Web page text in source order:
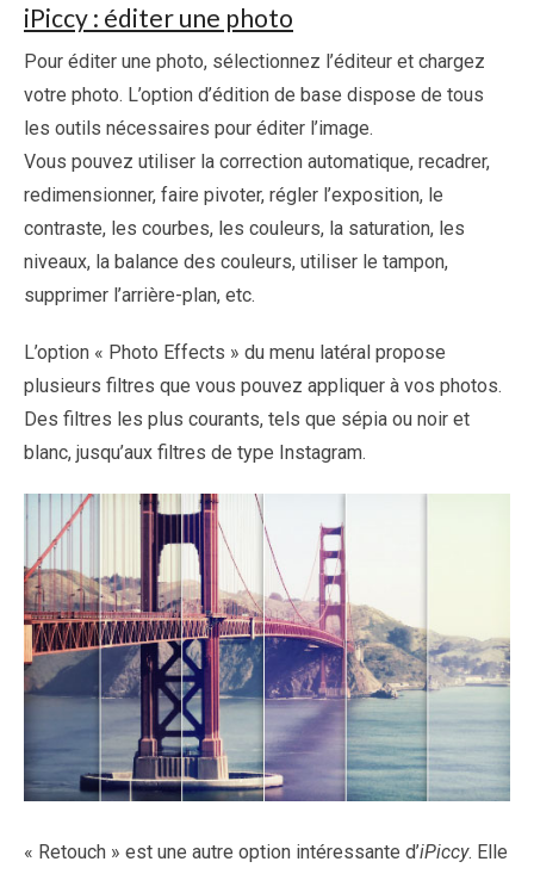
iPiccy : éditer une photo
Pour éditer une photo, sélectionnez l’éditeur et chargez
votre photo. L’option d’édition de base dispose de tous
les outils nécessaires pour éditer l’image.
Vous pouvez utiliser la correction automatique, recadrer,
redimensionner, faire pivoter, régler l’exposition, le
contraste, les courbes, les couleurs, la saturation, les
niveaux, la balance des couleurs, utiliser le tampon,
supprimer l’arrière-plan, etc.
L’option « Photo Effects » du menu latéral propose
plusieurs filtres que vous pouvez appliquer à vos photos.
Des filtres les plus courants, tels que sépia ou noir et
blanc, jusqu’aux filtres de type Instagram.
« Retouch » est une autre option intéressante d’iPiccy. Elle